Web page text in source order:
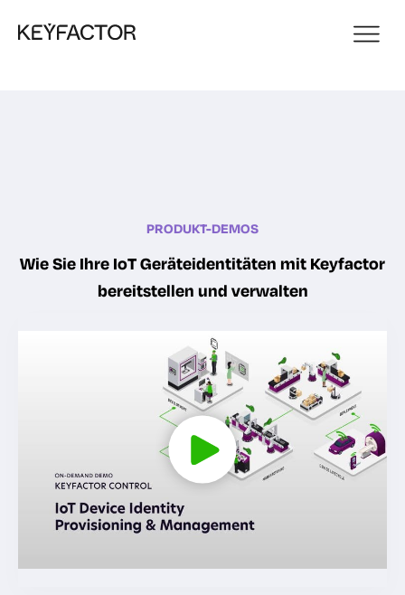
PRODUKT-DEMOS
Wie Sie Ihre IoT Geräteidentitäten mit Keyfactor
bereitstellen und verwalten